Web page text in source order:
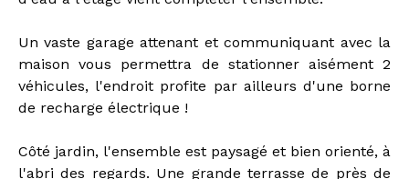
Un vaste garage attenant et communiquant avec la
maison vous permettra de stationner aisément 2
véhicules, l'endroit profite par ailleurs d'une borne
de recharge électrique !
Côté jardin, l'ensemble est paysagé et bien orienté, à
l'abri des regards. Une grande terrasse de près de